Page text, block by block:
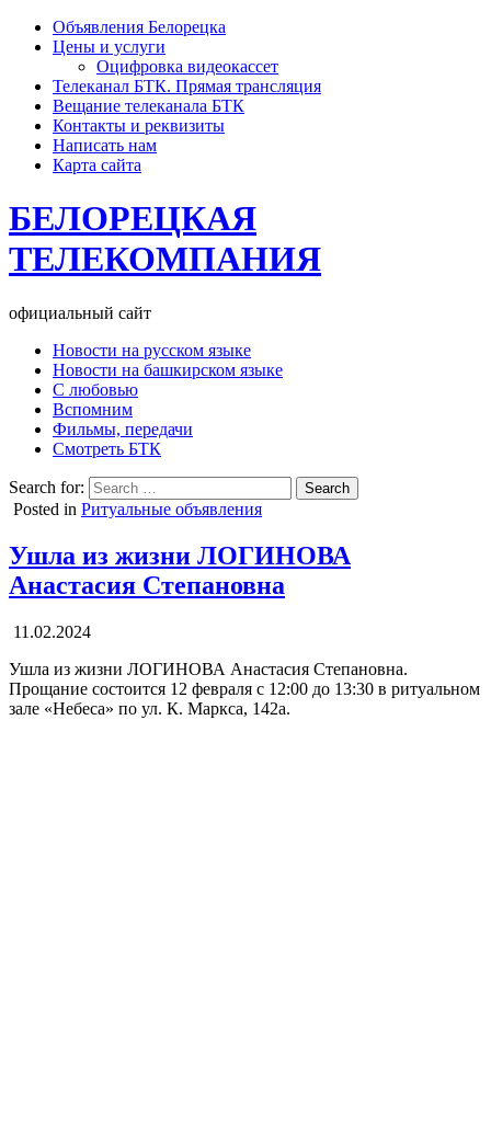
Объявления Белорецка
Цены и услуги
Оцифровка видеокассет
Телеканал БТК. Прямая трансляция
Вещание телеканала БТК
Контакты и реквизиты
Написать нам
Карта сайта
БЕЛОРЕЦКАЯ
ТЕЛЕКОМПАНИЯ
официальный сайт
Новости на русском языке
Новости на башкирском языке
С любовью
Вспомним
Фильмы, передачи
Смотреть БТК
Search for:
Posted in Ритуальные объявления
Ушла из жизни ЛОГИНОВА
Анастасия Степановна
11.02.2024
Ушла из жизни ЛОГИНОВА Анастасия Степановна.
Прощание состоится 12 февраля с 12:00 до 13:30 в ритуальном
зале «Небеса» по ул. К. Маркса, 142а.